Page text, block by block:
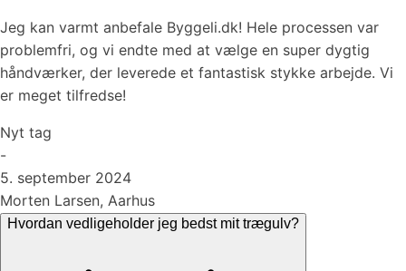
Jeg kan varmt anbefale Byggeli.dk! Hele processen var
problemfri, og vi endte med at vælge en super dygtig
håndværker, der leverede et fantastisk stykke arbejde. Vi
er meget tilfredse!
Nyt tag
-
5. september 2024
Morten Larsen, Aarhus
Hvordan vedligeholder jeg bedst mit trægulv?